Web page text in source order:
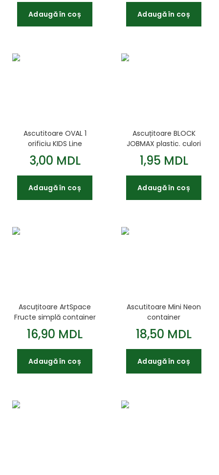
Adaugă în coș Adaugă în coș
Ascutitoare OVAL 1
orificiu KIDS Line
3,00 MDL
Adaugă în coș
Ascuțitoare BLOCK
JOBMAX plastic. culori
asortate
1,95 MDL
Adaugă în coș
Ascuțitoare ArtSpace
Fructe simplă container
asortat
16,90 MDL
Adaugă în coș
Ascutitoare Mini Neon
container
102.86.27/KUM
18,50 MDL
Adaugă în coș